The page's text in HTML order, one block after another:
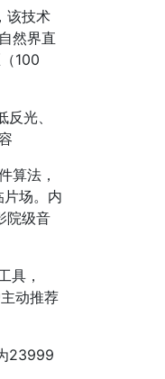
该技术
然界直
100
光、
算法，
场。内
院级音
具，
动推荐
23999